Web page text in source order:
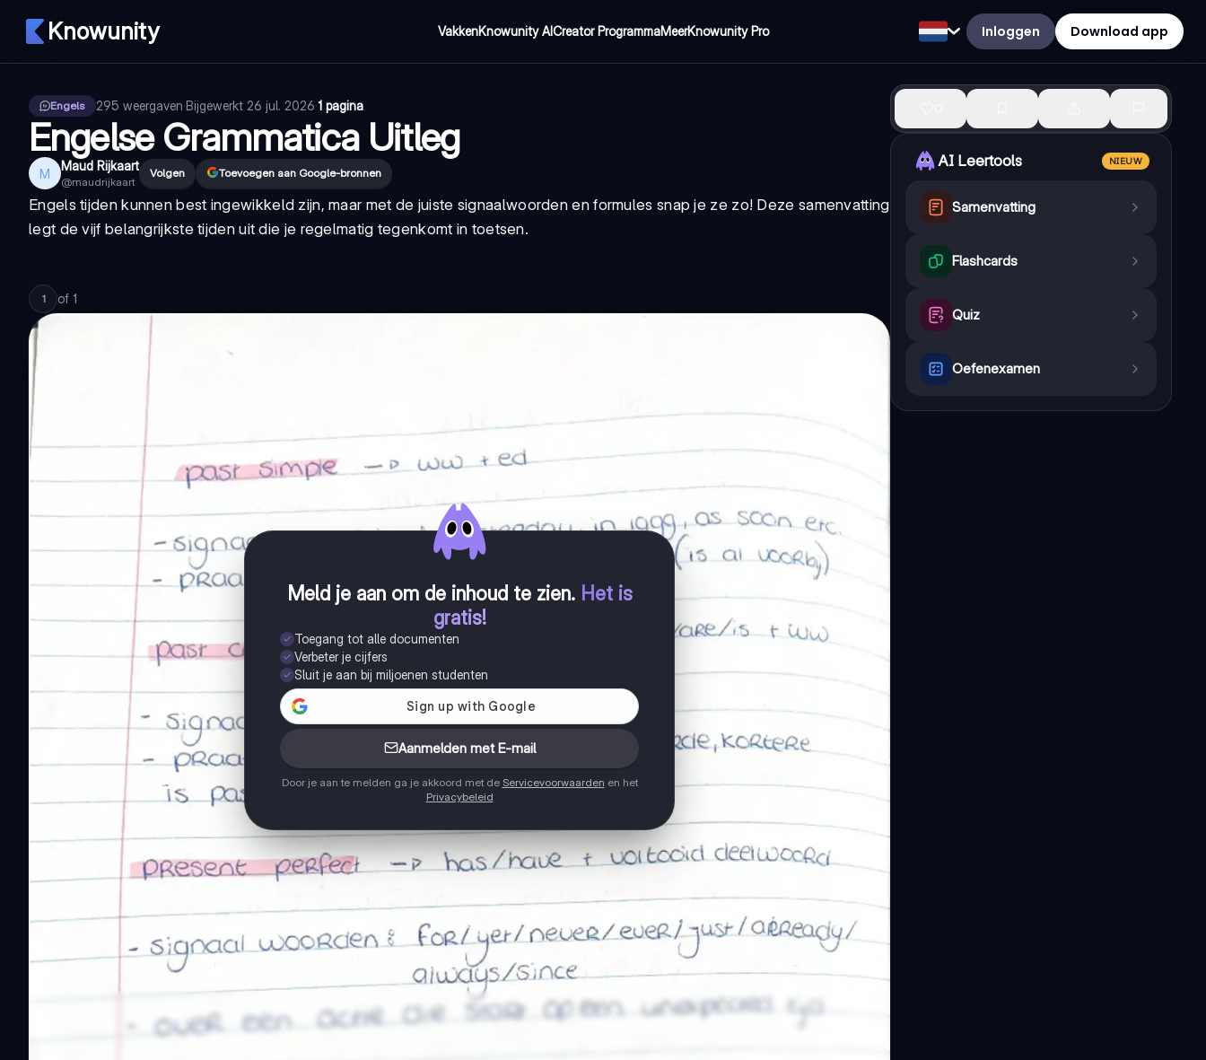
Knowunity VakkenKnowunity AICreator ProgrammaMeerKnowunity Pro Inloggen Download app
Engels 295 weergaven·Bijgewerkt 26 jul. 2026·1 pagina
Engelse Grammatica Uitleg
M Maud Rijkaart
@maudrijkaart
Volgen Toevoegen aan Google-bronnen
Engels tijden kunnen best ingewikkeld zijn, maar met de juiste signaalwoorden en formules snap je ze zo! Deze samenvatting
legt de vijf belangrijkste tijden uit die je regelmatig tegenkomt in toetsen.
1 of 1
Meld je aan om de inhoud te zien. Het is
gratis!
Toegang tot alle documenten
Verbeter je cijfers
Sluit je aan bij miljoenen studenten
Aanmelden met E-mail
Door je aan te melden ga je akkoord met de Servicevoorwaarden en het
Privacybeleid
AI Leertools NIEUW
Samenvatting
Flashcards
Quiz
Oefenexamen